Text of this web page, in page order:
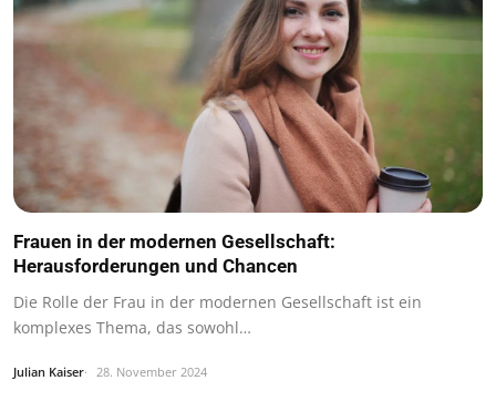
Frauen in der modernen Gesellschaft:
Herausforderungen und Chancen
Die Rolle der Frau in der modernen Gesellschaft ist ein
komplexes Thema, das sowohl…
Julian Kaiser 28. November 2024